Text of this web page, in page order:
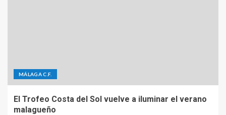
MÁLAGA C.F.
El Trofeo Costa del Sol vuelve a iluminar el verano
malagueño